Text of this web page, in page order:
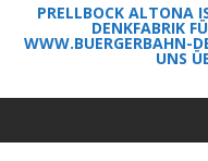
PRELLBOCK ALTONA
DENKFABRIK
WWW.BUERGERBAHN-
UNS